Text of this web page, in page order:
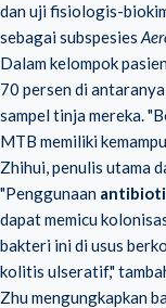
dan uji fisiologis-
sebagai subspesies
Dalam kelompok
70 persen di
sampel tinja mereka.
MTB memiliki
Zhihui, penulis utama
"Penggunaan
dapat memicu
bakteri ini di usus
kolitis ulseratif,"
Zhu mengungkapkan